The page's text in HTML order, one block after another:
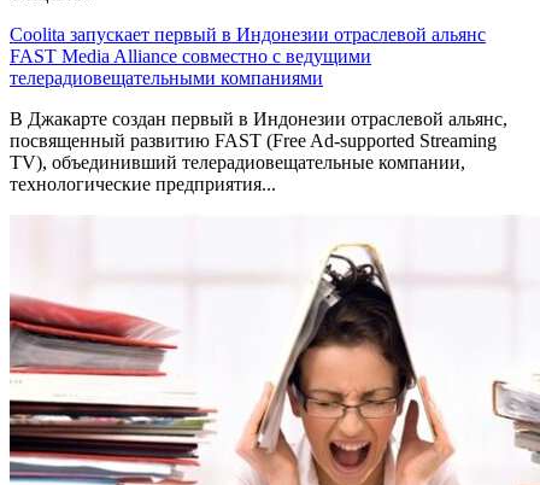
Coolita запускает первый в Индонезии отраслевой альянс
FAST Media Alliance совместно с ведущими
телерадиовещательными компаниями
В Джакарте создан первый в Индонезии отраслевой альянс,
посвященный развитию FAST (Free Ad-supported Streaming
TV), объединивший телерадиовещательные компании,
технологические предприятия...